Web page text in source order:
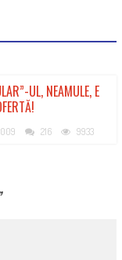
UL, NEAMULE, E
216 9933